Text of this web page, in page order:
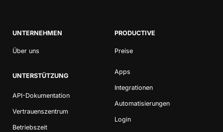
UNTERNEHMEN
Über uns
UNTERSTÜTZUNG
API-Dokumentation
Vertrauenszentrum
Betriebszeit
PRODUCTIVE
Preise
Apps
Integrationen
Automatisierungen
Login